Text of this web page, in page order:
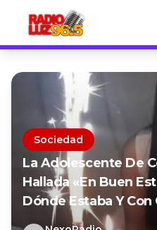
Sociedad
La Adolescente De
Hallada «en Buen
Dónde Estaba Y Con